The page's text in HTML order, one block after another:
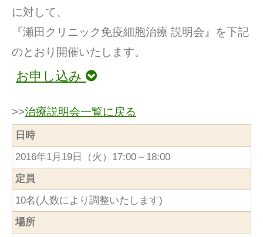
に対して、
『瀬田クリニック免疫細胞治療 説明会』を下記
のとおり開催いたします。
お申し込み
>>治療説明会一覧に戻る
日時
2016年1月19日（火）17:00～18:00
定員
10名(人数により調整いたします)
場所